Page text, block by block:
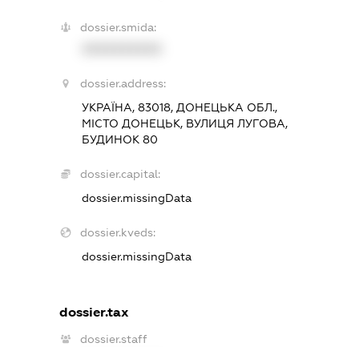
dossier.smida:
dossier.address:
УКРАЇНА, 83018, ДОНЕЦЬКА ОБЛ.,
МІСТО ДОНЕЦЬК, ВУЛИЦЯ ЛУГОВА,
БУДИНОК 80
dossier.capital:
dossier.missingData
dossier.kveds:
dossier.missingData
dossier.tax
dossier.staff